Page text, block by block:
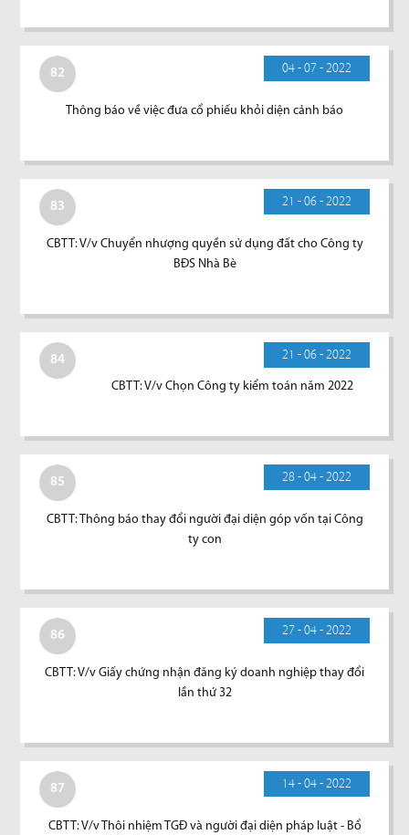
82 04 - 07 - 2022
Thông báo về việc đưa cổ phiếu khỏi diện cảnh báo
83 21 - 06 - 2022
CBTT: V/v Chuyển nhượng quyền sử dụng đất cho Công ty
BĐS Nhà Bè
84 21 - 06 - 2022
CBTT: V/v Chọn Công ty kiểm toán năm 2022
85 28 - 04 - 2022
CBTT: Thông báo thay đổi người đại diện góp vốn tại Công
ty con
86 27 - 04 - 2022
CBTT: V/v Giấy chứng nhận đăng ký doanh nghiệp thay đổi
lần thứ 32
87 14 - 04 - 2022
CBTT: V/v Thôi nhiệm TGĐ và người đại diện pháp luật - Bổ